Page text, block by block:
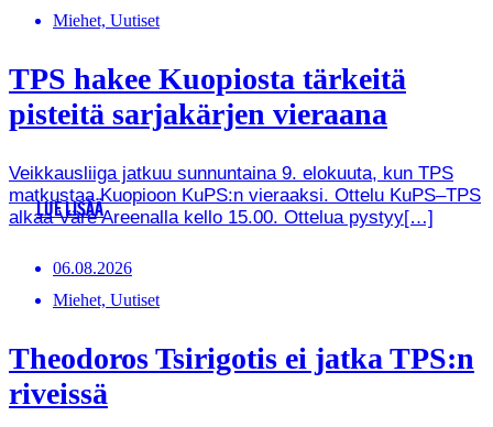
Miehet, Uutiset
TPS hakee Kuopiosta tärkeitä
pisteitä sarjakärjen vieraana
Veikkausliiga jatkuu sunnuntaina 9. elokuuta, kun TPS
matkustaa Kuopioon KuPS:n vieraaksi. Ottelu KuPS–TPS
alkaa Väre Areenalla kello 15.00. Ottelua pystyy[…]
LUE LISÄÄ
06.08.2026
Miehet, Uutiset
Theodoros Tsirigotis ei jatka TPS:n
riveissä